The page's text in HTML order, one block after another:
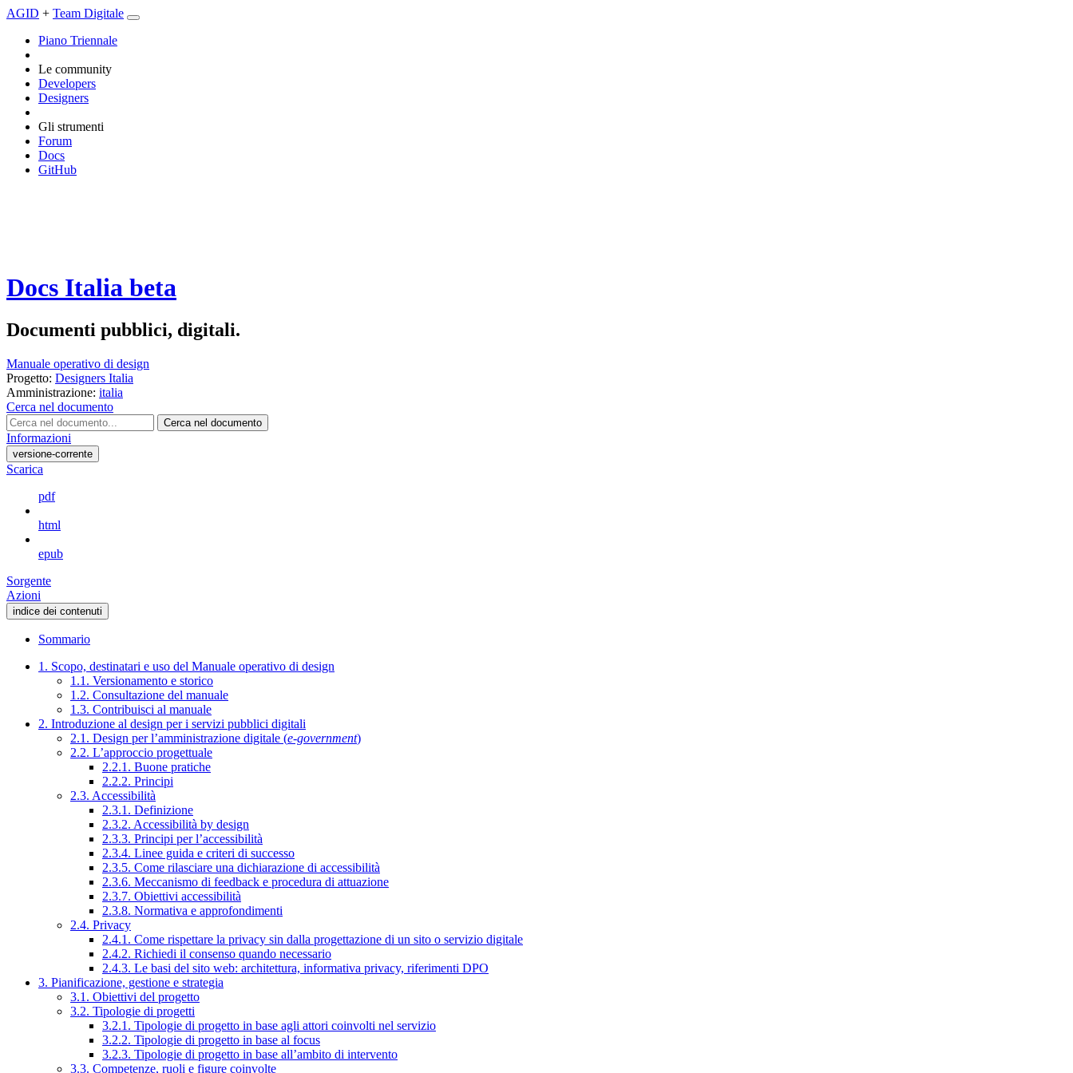
AGID + Team Digitale
Piano Triennale
Le community
Developers
Designers
Gli strumenti
Forum
Docs
GitHub
Docs Italia beta
Documenti pubblici, digitali.
Manuale operativo di design
Progetto: Designers Italia
Amministrazione: italia
Cerca nel documento
Cerca nel documento
Informazioni
versione-corrente
Scarica
pdf
html
epub
Sorgente
Azioni
indice dei contenuti
Sommario
1. Scopo, destinatari e uso del Manuale operativo di design
1.1. Versionamento e storico
1.2. Consultazione del manuale
1.3. Contribuisci al manuale
2. Introduzione al design per i servizi pubblici digitali
2.1. Design per l’amministrazione digitale (e-government)
2.2. L’approccio progettuale
2.2.1. Buone pratiche
2.2.2. Principi
2.3. Accessibilità
2.3.1. Definizione
2.3.2. Accessibilità by design
2.3.3. Principi per l’accessibilità
2.3.4. Linee guida e criteri di successo
2.3.5. Come rilasciare una dichiarazione di accessibilità
2.3.6. Meccanismo di feedback e procedura di attuazione
2.3.7. Obiettivi accessibilità
2.3.8. Normativa e approfondimenti
2.4. Privacy
2.4.1. Come rispettare la privacy sin dalla progettazione di un sito o servizio digitale
2.4.2. Richiedi il consenso quando necessario
2.4.3. Le basi del sito web: architettura, informativa privacy, riferimenti DPO
3. Pianificazione, gestione e strategia
3.1. Obiettivi del progetto
3.2. Tipologie di progetti
3.2.1. Tipologie di progetto in base agli attori coinvolti nel servizio
3.2.2. Tipologie di progetto in base al focus
3.2.3. Tipologie di progetto in base all’ambito di intervento
3.3. Competenze, ruoli e figure coinvolte